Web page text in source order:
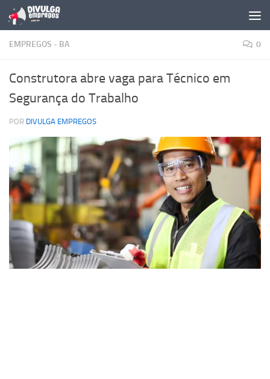
Skip to content
EMPREGOS - BA 0
Construtora abre vaga para Técnico em
Segurança do Trabalho
POR DIVULGA EMPREGOS